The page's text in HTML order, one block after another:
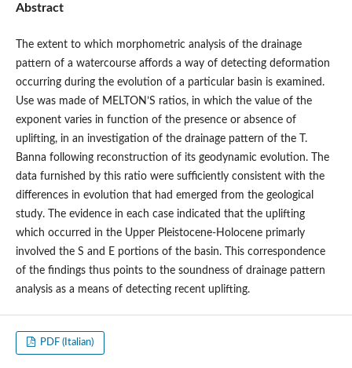
Abstract
The extent to which morphometric analysis of the drainage
pattern of a watercourse affords a way of detecting deformation
occurring during the evolution of a particular basin is examined.
Use was made of MELTON’S ratios, in which the value of the
exponent varies in function of the presence or absence of
uplifting, in an investigation of the drainage pattern of the T.
Banna following reconstruction of its geodynamic evolution. The
data furnished by this ratio were sufficiently consistent with the
differences in evolution that had emerged from the geological
study. The evidence in each case indicated that the uplifting
which occurred in the Upper Pleistocene-Holocene primarly
involved the S and E portions of the basin. This correspondence
of the findings thus points to the soundness of drainage pattern
analysis as a means of detecting recent uplifting.
PDF (Italian)